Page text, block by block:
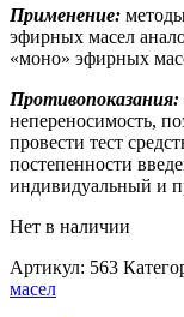
Применение:
эфирных масел
«моно» эфирных
Противопоказания:
непереносимость,
провести тест
постепенности
индивидуальный и
Нет в наличии
Артикул: 563
масел